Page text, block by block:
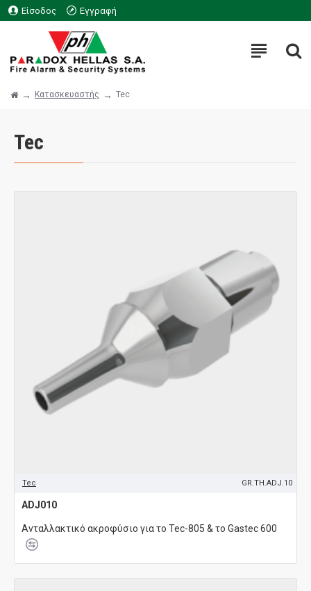
Είσοδος Εγγραφή
Κατασκευαστής Tec
Tec
Tec GR.TH.ADJ.10
ADJ010
Ανταλλακτικό ακροφύσιο για το Tec-805 & το Gastec 600